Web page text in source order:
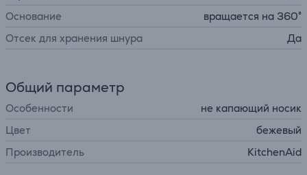
Основание
вращается на 360°
Отсек для хранения шнура
Да
Общий параметр
Особенности
не капающий носик
Цвет
бежевый
Производитель
KitchenAid